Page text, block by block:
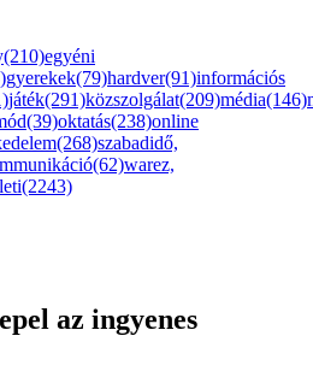
egyéni
gyerekek(79)hardver(91)információs
játék(291)közszolgálat(209)média(146)
oktatás(238)online
szabadidő,
warez,
az ingyenes